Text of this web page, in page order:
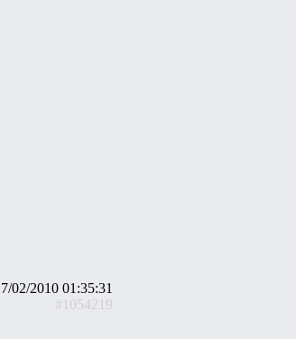
02/2010 01:35:31
#1054219